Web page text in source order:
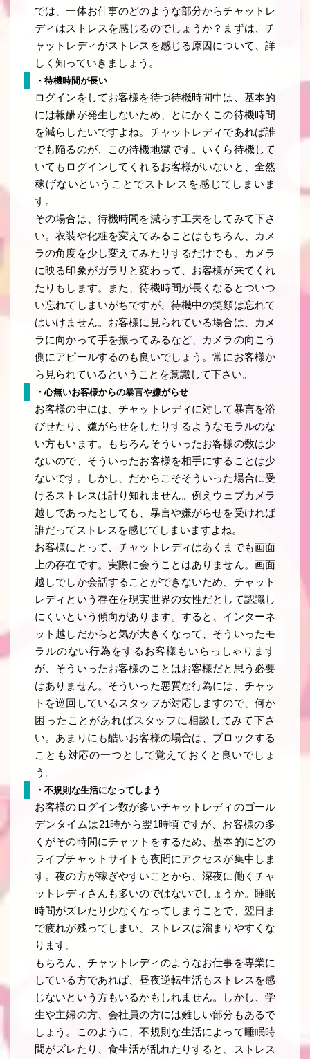
では、一体お仕事のどのような部分からチャットレ
ディはストレスを感じるのでしょうか？まずは、チ
ャットレディがストレスを感じる原因について、詳
しく知っていきましょう。
・待機時間が長い
ログインをしてお客様を待つ待機時間中は、基本的
には報酬が発生しないため、とにかくこの待機時間
を減らしたいですよね。チャットレディであれば誰
でも陥るのが、この待機地獄です。いくら待機して
いてもログインしてくれるお客様がいないと、全然
稼げないということでストレスを感じてしまいま
す。
その場合は、待機時間を減らす工夫をしてみて下さ
い。衣装や化粧を変えてみることはもちろん、カメ
ラの角度を少し変えてみたりするだけでも、カメラ
に映る印象がガラリと変わって、お客様が来てくれ
たりもします。また、待機時間が長くなるとついつ
い忘れてしまいがちですが、待機中の笑顔は忘れて
はいけません。お客様に見られている場合は、カメ
ラに向かって手を振ってみるなど、カメラの向こう
側にアピールするのも良いでしょう。常にお客様か
ら見られているということを意識して下さい。
・心無いお客様からの暴言や嫌がらせ
お客様の中には、チャットレディに対して暴言を浴
びせたり、嫌がらせをしたりするようなモラルのな
い方もいます。もちろんそういったお客様の数は少
ないので、そういったお客様を相手にすることは少
ないです。しかし、だからこそそういった場合に受
けるストレスは計り知れません。例えウェブカメラ
越しであったとしても、暴言や嫌がらせを受ければ
誰だってストレスを感じてしまいますよね。
お客様にとって、チャットレディはあくまでも画面
上の存在です。実際に会うことはありません。画面
越しでしか会話することができないため、チャット
レディという存在を現実世界の女性だとして認識し
にくいという傾向があります。すると、インターネ
ット越しだからと気が大きくなって、そういったモ
ラルのない行為をするお客様もいらっしゃります
が、そういったお客様のことはお客様だと思う必要
はありません。そういった悪質な行為には、チャッ
トを巡回しているスタッフが対応しますので、何か
困ったことがあればスタッフに相談してみて下さ
い。あまりにも酷いお客様の場合は、ブロックする
ことも対応の一つとして覚えておくと良いでしょ
う。
・不規則な生活になってしまう
お客様のログイン数が多いチャットレディのゴール
デンタイムは21時から翌1時頃ですが、お客様の多
くがその時間にチャットをするため、基本的にどの
ライブチャットサイトも夜間にアクセスが集中しま
す。夜の方が稼ぎやすいことから、深夜に働くチャ
ットレディさんも多いのではないでしょうか。睡眠
時間がズレたり少なくなってしまうことで、翌日ま
で疲れが残ってしまい、ストレスは溜まりやすくな
ります。
もちろん、チャットレディのようなお仕事を専業に
している方であれば、昼夜逆転生活もストレスを感
じないという方もいるかもしれません。しかし、学
生や主婦の方、会社員の方には難しい部分もあるで
しょう。このように、不規則な生活によって睡眠時
間がズレたり、食生活が乱れたりすると、ストレス